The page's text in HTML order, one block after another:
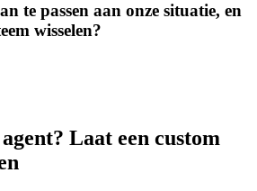
te passen aan onze situatie, en
wisselen?
agent? Laat een custom